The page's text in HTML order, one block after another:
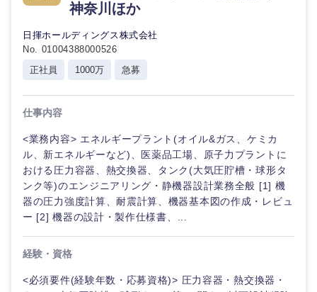
神奈川ほか
日揮ホールディングス株式会社
No. 01004388000526
正社員
1000万 急募
仕事内容
<業務内容> エネルギープラント(オイル&ガス、ケミカ
ル、新エネルギーなど)、医薬品工場、原子力プラントに
おける圧力容器、熱交換器、タンク(大気圧貯槽・球形タ
ンク等)のエンジニアリング・静機器設計業務全般 [1] 機
器の圧力強度計算、耐震計算、機器基本図の作成・レビュ
ー [2] 機器の設計・製作仕様書、...
経験・資格
<必須要件(経験年数・応募資格)> 圧力容器・熱交換器・